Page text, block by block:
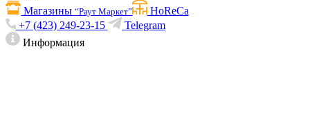
Магазины“Раут Маркет”
HoReCa
+7 (423) 249-23-15
Telegram
Информация